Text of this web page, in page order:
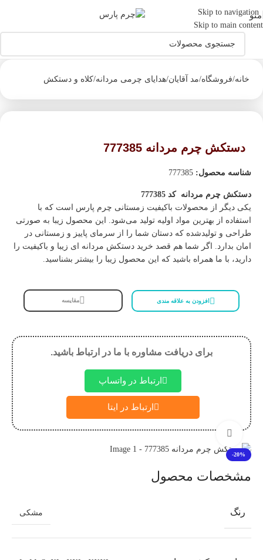
Skip to navigation
Skip to main content
اولین دارنده نشان حلال جهانی صنایع چرم درایران
منو
خانه/فروشگاه/مد آقایان/هدایای چرمی مردانه/کلاه و دستکش
دستکش چرم مردانه 777385
شناسه محصول: 777385
دستکش چرم مردانه کد 777385
یکی دیگر از محصولات باکیفیت زمستانی چرم پارس است که با
استفاده از بهترین مواد اولیه تولید می‌شود. این محصول زیبا به صورتی
طراحی و تولیدشده که دستان شما را از سرمای پاییز و زمستانی در
امان بدارد. اگر شما هم قصد خرید دستکش مردانه ای زیبا و باکیفیت را
دارید، با ما همراه باشید که این محصول زیبا را بیشتر بشناسید.
افزودن به علاقه مندی مقایسه
برای دریافت مشاوره با ما در ارتباط باشید.
ارتباط در واتساپ
ارتباط در ایتا
-20%
مشخصات محصول
رنگ مشکی